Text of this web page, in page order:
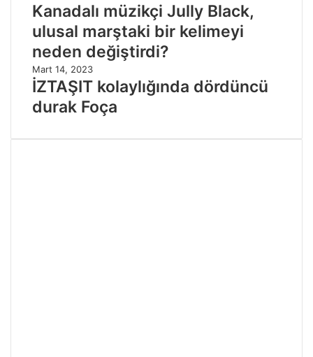
Kanadalı müzikçi Jully Black,
ulusal marştaki bir kelimeyi
neden değiştirdi?
Mart 14, 2023
İZTAŞIT kolaylığında dördüncü
durak Foça